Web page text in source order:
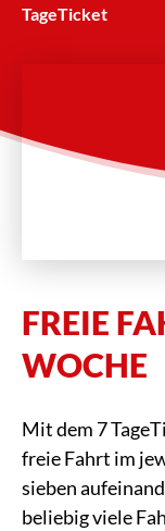
TageTicket
FREIE
WOCHE
Mit dem 7
freie Fahrt im
sieben
beliebig viele